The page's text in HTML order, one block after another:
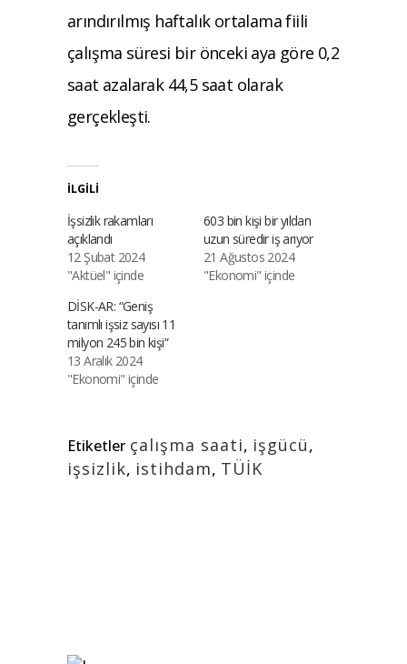
arındırılmış haftalık ortalama fiili
çalışma süresi bir önceki aya göre 0,2
saat azalarak 44,5 saat olarak
gerçekleşti.
İLGILI
İşsizlik rakamları
açıklandı
12 Şubat 2024
"Aktüel" içinde
603 bin kişi bir yıldan
uzun süredir iş arıyor
21 Ağustos 2024
"Ekonomi" içinde
DİSK-AR: “Geniş
tanımlı işsiz sayısı 11
milyon 245 bin kişi”
13 Aralık 2024
"Ekonomi" içinde
Etiketler çalışma saati, işgücü,
işsizlik, istihdam, TÜİK